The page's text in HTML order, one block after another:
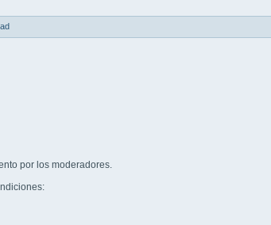
por los moderadores.